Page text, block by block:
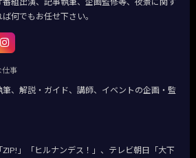
何でもお任せ下さい。
仕事
筆、解説・ガイド、講師、イベントの企画・監
ZIP!」「ヒルナンデス！」、テレビ朝日「大下